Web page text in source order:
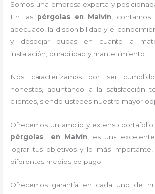
Somos una empresa experta y
En las pérgolas en Malvín, contamos
adecuado, la disponibilidad y el
y despejar dudas en cuanto a
instalación, durabilidad y mantenimiento.
Nos caracterizamos por ser
honestos, apuntando a la satisfacción
clientes, siendo ustedes nuestro mayor
Ofrecemos un amplio y extenso portafolio
pérgolas en Malvín , es una
lograr tus objetivos y lo más
diferentes medios de pago.
Ofrecemos garantía en cada uno de